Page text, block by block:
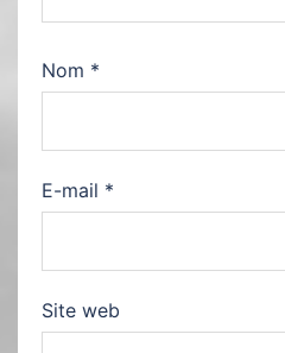
Nom *
E-mail *
Site web